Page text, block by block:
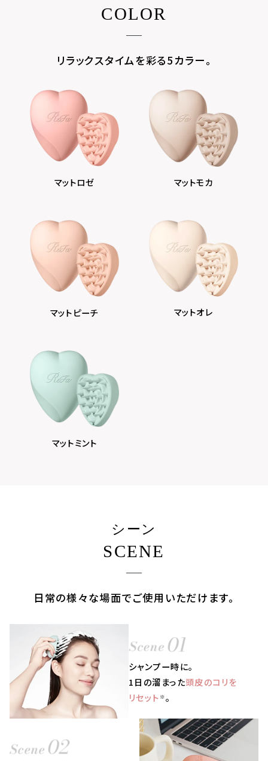
COLOR
リラックスタイムを彩る5カラー。
マットロゼ マットモカ
マットピーチ マットオレ
マットミント
シーン
SCENE
日常の様々な場面でご使用いただけます。
シャンプー時に。
1日の溜まった頭皮のコリを
リセット ※。